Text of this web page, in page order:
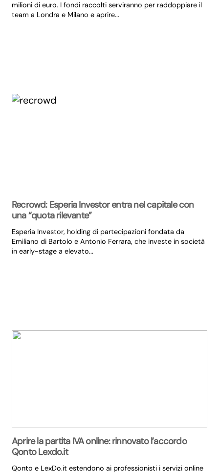
milioni di euro. I fondi raccolti serviranno per raddoppiare il
team a Londra e Milano e aprire...
Recrowd: Esperia Investor entra nel capitale con
una “quota rilevante”
Esperia Investor, holding di partecipazioni fondata da
Emiliano di Bartolo e Antonio Ferrara, che investe in società
in early-stage a elevato...
Aprire la partita IVA online: rinnovato l’accordo
Qonto Lexdo.it
Qonto e LexDo.it estendono ai professionisti i servizi online